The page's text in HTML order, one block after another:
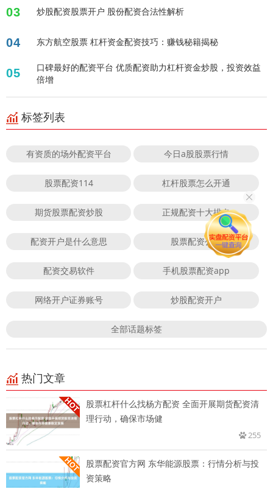
03 炒股配资股票开户 股份配资合法性解析
04 东方航空股票 杠杆资金配资技巧：赚钱秘籍揭秘
05
口碑最好的配资平台 优质配资助力杠杆资金炒股，投资效益
倍增
标签列表
有资质的场外配资平台 今日a股股票行情
股票配资114 杠杆股票怎么开通
期货股票配资炒股 正规配资十大排名
配资开户是什么意思 股票配资公司
配资交易软件 手机股票配资app
网络开户证券账号 炒股配资开户
全部话题标签
热门文章
股票杠杆什么找杨方配资 全面开展期货配资清
理行动，确保市场健
255
股票配资官方网 东华能源股票：行情分析与投
资策略